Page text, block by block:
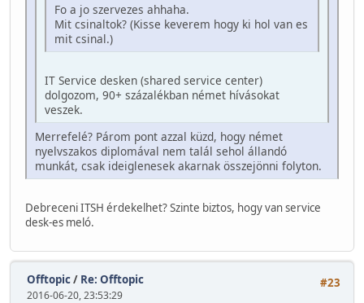
Fo a jo szervezes ahhaha.
Mit csinaltok? (Kisse keverem hogy ki hol van es
mit csinal.)
IT Service desken (shared service center)
dolgozom, 90+ százalékban német hívásokat
veszek.
Merrefelé? Párom pont azzal küzd, hogy német
nyelvszakos diplomával nem talál sehol állandó
munkát, csak ideiglenesek akarnak összejönni folyton.
Debreceni ITSH érdekelhet? Szinte biztos, hogy van service
desk-es meló.
#23
Offtopic/ Re: Offtopic
2016-06-20, 23:53:29